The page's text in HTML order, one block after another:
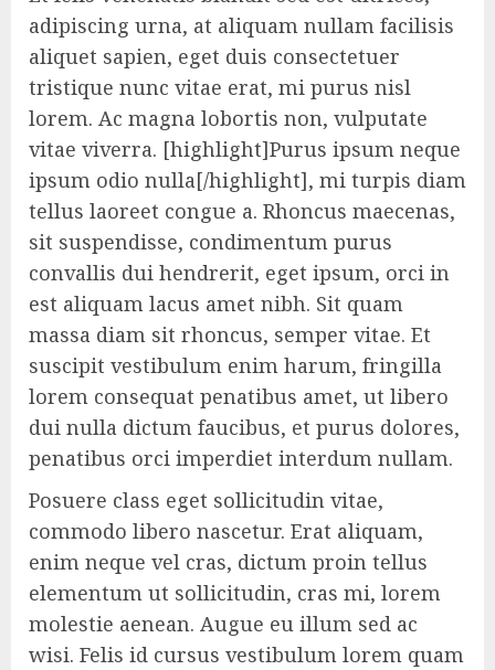
adipiscing urna, at aliquam nullam facilisis
aliquet sapien, eget duis consectetuer
tristique nunc vitae erat, mi purus nisl
lorem. Ac magna lobortis non, vulputate
vitae viverra. [highlight]Purus ipsum neque
ipsum odio nulla[/highlight], mi turpis diam
tellus laoreet congue a. Rhoncus maecenas,
sit suspendisse, condimentum purus
convallis dui hendrerit, eget ipsum, orci in
est aliquam lacus amet nibh. Sit quam
massa diam sit rhoncus, semper vitae. Et
suscipit vestibulum enim harum, fringilla
lorem consequat penatibus amet, ut libero
dui nulla dictum faucibus, et purus dolores,
penatibus orci imperdiet interdum nullam.
Posuere class eget sollicitudin vitae,
commodo libero nascetur. Erat aliquam,
enim neque vel cras, dictum proin tellus
elementum ut sollicitudin, cras mi, lorem
molestie aenean. Augue eu illum sed ac
wisi. Felis id cursus vestibulum lorem quam